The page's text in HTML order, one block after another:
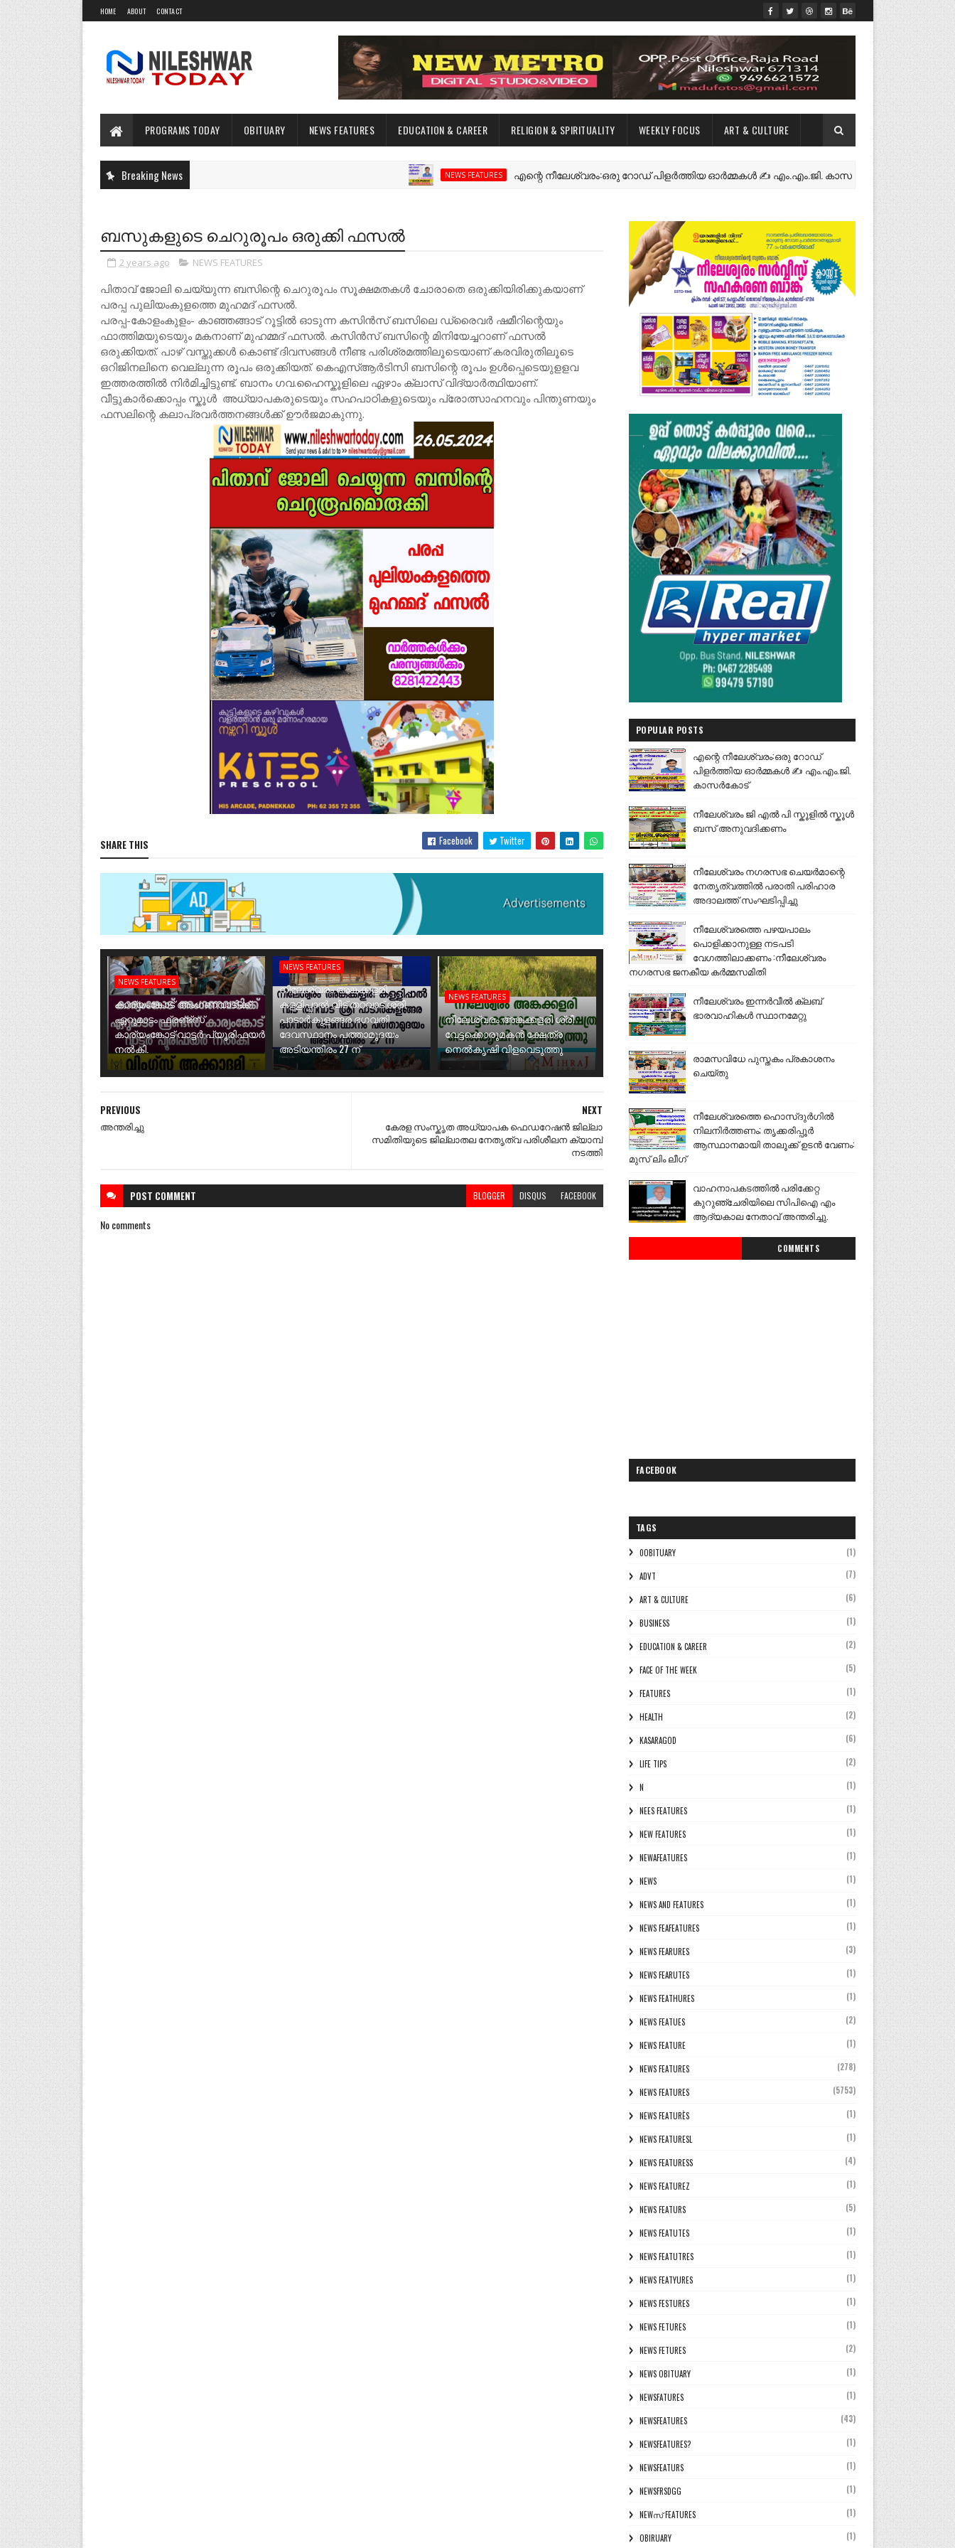
HOME ABOUT CONTACT
PROGRAMS TODAY OBITUARY NEWS FEATURES EDUCATION & CAREER RELIGION & SPIRITUALITY WEEKLY FOCUS ART & CULTURE
Breaking News NEWS FEATURES എന്റെ നീലേശ്വരം:ഒരു റോഡ് പിളർത്തിയ ഓർമ്മകൾ ✍️ എം.എം.ജി. കാസർകോട് NEWS
ബസുകളുടെ ചെറുരൂപം ഒരുക്കി ഫസൽ
2 years ago NEWS FEATURES
പിതാവ് ജോലി ചെയ്യുന്ന ബസിന്റെ ചെറുരൂപം സൂക്ഷമതകൾ ചോരാതെ ഒരുക്കിയിരിക്കുകയാണ്
പരപ്പ പുലിയംകുളത്തെ മുഹമദ് ഫസൽ.
പരപ്പ-കോളംകുളം- കാഞ്ഞങ്ങാട് റൂട്ടിൽ ഓടുന്ന കസിൻസ് ബസിലെ ഡ്രൈവർ ഷമീറിന്റെയും
ഫാത്തിമയുടെയും മകനാണ് മുഹമ്മദ് ഫസൽ. കസിൻസ് ബസിന്റെ മിനിയേച്ചറാണ് ഫസൽ
ഒരുക്കിയത്. പാഴ് വസ്തുക്കൾ കൊണ്ട് ദിവസങ്ങൾ നീണ്ട പരിശ്രമത്തിലൂടെയാണ് കരവിരുതിലൂടെ
ഒറിജിനലിനെ വെല്ലുന്ന രൂപം ഒരുക്കിയത്. കെഎസ്ആർടിസി ബസിന്റെ രൂപം ഉൾപ്പെടെയുളളവ
ഇത്തരത്തിൽ നിർമിച്ചിട്ടുണ്ട്. ബാനം ഗവ.ഹൈസ്കൂളിലെ ഏഴാം ക്ലാസ് വിദ്യാർത്ഥിയാണ്.
വീട്ടുകാർക്കൊപ്പം സ്കൂൾ അധ്യാപകരുടെയും സഹപാഠികളുടെയും പ്രോത്സാഹനവും പിന്തുണയും
ഫസലിന്റെ കലാപ്രവർത്തനങ്ങൾക്ക് ഊർജമാകുന്നു.
SHARE THIS Facebook Twitter
NEWS FEATURES
കാര്യംങ്കോട് അംഗണവാടിക്ക്
ഏറുമാടം ഫ്രണ്ട്സ്
കാര്യംങ്കോട് വാട്ടർ പ്യൂരിഫയർ
നൽകി.
NEWS FEATURES
നീലേശ്വരം അങ്കക്കളരി
കള്ളിപ്പാൽ വീട് തറവാട് ശ്രീ
പാടാർകുളങ്ങര ഭഗവതി
ദേവസ്ഥാനം പത്താമുദയം
അടിയന്തിരം 27 ന്
NEWS FEATURES
നീലേശ്വരം അങ്കക്കളരി ശ്രീ
വേട്ടക്കൊരുമകൻ ക്ഷേത്ര
നെൽകൃഷി വിളവെടുത്തു
NEXT
കേരള സംസ്കൃത അധ്യാപക ഫെഡറേഷൻ ജില്ലാ
സമിതിയുടെ ജില്ലാതല നേതൃത്വ പരിശീലന ക്യാമ്പ്
നടത്തി
PREVIOUS
അന്തരിച്ചു
POST COMMENT BLOGGER DISQUS FACEBOOK
No comments
POPULAR POSTS
എന്റെ നീലേശ്വരം:ഒരു റോഡ്
പിളർത്തിയ ഓർമ്മകൾ ✍️ എം.എം.ജി.
കാസർകോട്
നീലേശ്വരം ജി എൽ പി സ്കൂളിൽ സ്കൂൾ
ബസ് അനുവദിക്കണം
നീലേശ്വരം നഗരസഭ ചെയർമാന്റെ
നേതൃത്വത്തിൽ പരാതി പരിഹാര
അദാലത്ത് സംഘടിപ്പിച്ചു
നീലേശ്വരത്തെ പഴയപാലം
പൊളിക്കാനുള്ള നടപടി
വേഗത്തിലാക്കണം :നീലേശ്വരം
നഗരസഭ ജനകീയ കർമ്മസമിതി
നീലേശ്വരം ഇന്നർവീൽ ക്ലബ്
ഭാരവാഹികൾ സ്ഥാനമേറ്റു
രാമസവിധേ പുസ്തകം പ്രകാശനം
ചെയ്തു
നീലേശ്വരത്തെ ഹൊസ്ദുർഗിൽ
നിലനിർത്തണം; തൃക്കരിപ്പൂർ
ആസ്ഥാനമായി താലൂക്ക് ഉടൻ വേണം:
മുസ് ലിം ലീഗ്
വാഹനാപകടത്തിൽ പരിക്കേറ്റ
കുറുഞ്ചേരിയിലെ സിപിഐ എം
ആദ്യകാല നേതാവ് അന്തരിച്ചു.
COMMENTS
FACEBOOK
TAGS
0OBITUARY (1)
ADVT (7)
ART & CULTURE (6)
BUSINESS (1)
EDUCATION & CAREER (2)
FACE OF THE WEEK (5)
FEATURES (1)
HEALTH (2)
KASARAGOD (6)
LIFE TIPS (2)
N (1)
NEES FEATURES (1)
NEW FEATURES (1)
NEWAFEATURES (1)
NEWS (1)
NEWS AND FEATURES (1)
NEWS FEAFEATURES (1)
NEWS FEARURES (3)
NEWS FEARUTES (1)
NEWS FEATHURES (1)
NEWS FEATUES (2)
NEWS FEATURE (1)
NEWS FEATURES (278)
NEWS FEATURES (5753)
NEWS FEATURÈS (1)
NEWS FEATURESL (1)
NEWS FEATURESS (4)
NEWS FEATUREZ (1)
NEWS FEATURS (5)
NEWS FEATUTES (1)
NEWS FEATUTRES (1)
NEWS FEATYURES (1)
NEWS FESTURES (1)
NEWS FETURES (1)
NEWS FETURES (2)
NEWS OBITUARY (1)
NEWSFATURES (1)
NEWSFEATURES (43)
NEWSFEATURES? (1)
NEWSFEATURS (1)
NEWSFRSDGG (1)
NEWസ് FEATURES (1)
OBIRUARY (1)